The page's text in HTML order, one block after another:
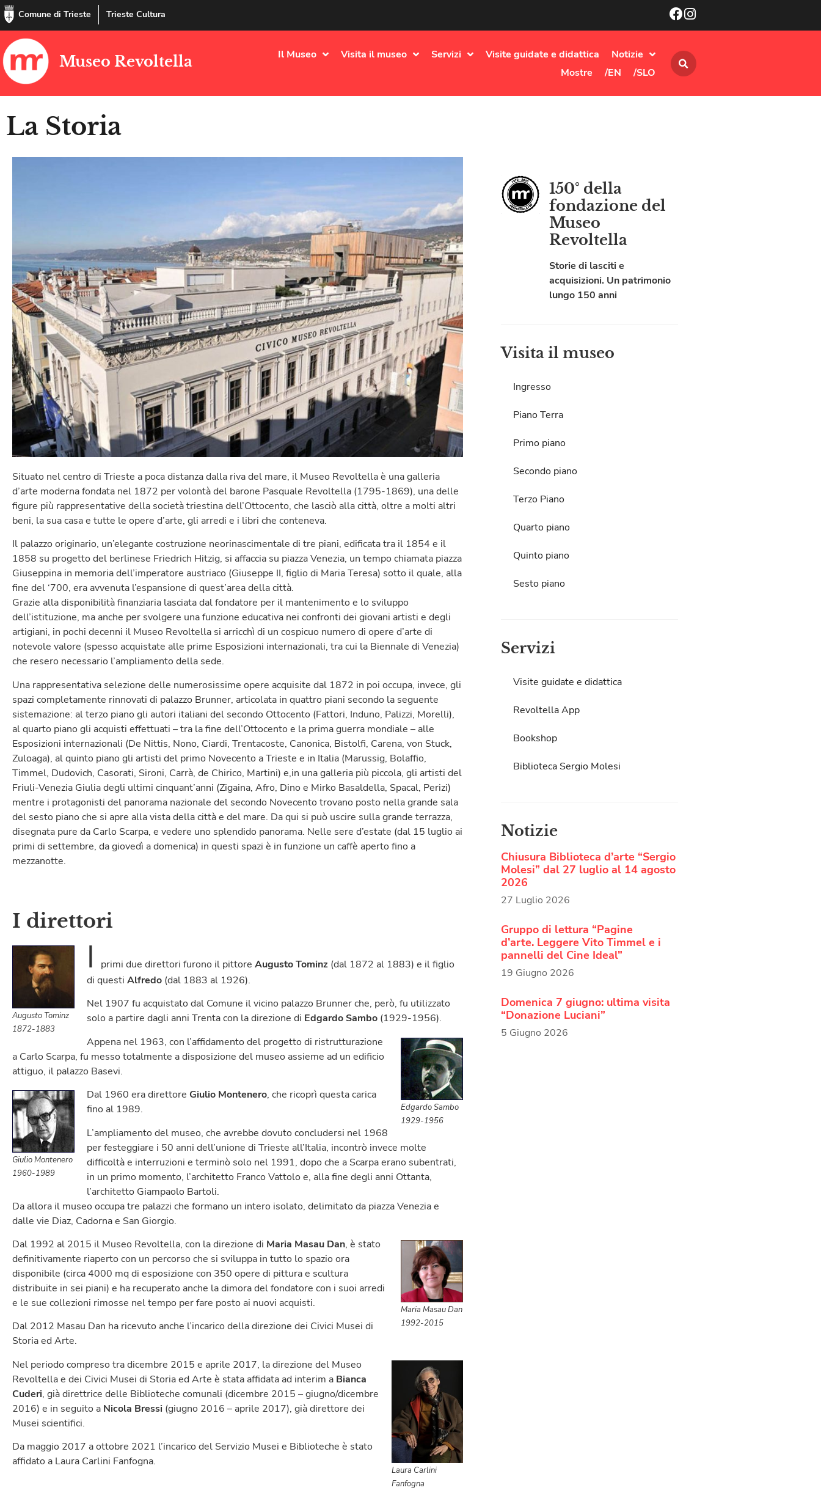
Comune di Trieste Trieste Cultura
Museo Revoltella Il Museo Visita il museo Servizi Visite guidate e didattica
Notizie
Mostre
/EN /SLO
La Storia
Situato nel centro di Trieste a poca distanza dalla riva del mare, il Museo Revoltella è una galleria
d’arte moderna fondata nel 1872 per volontà del barone Pasquale Revoltella (1795-1869), una delle
figure più rappresentative della società triestina dell’Ottocento, che lasciò alla città, oltre a molti altri
beni, la sua casa e tutte le opere d’arte, gli arredi e i libri che conteneva.
Il palazzo originario, un’elegante costruzione neorinascimentale di tre piani, edificata tra il 1854 e il
1858 su progetto del berlinese Friedrich Hitzig, si affaccia su piazza Venezia, un tempo chiamata piazza
Giuseppina in memoria dell’imperatore austriaco (Giuseppe II, figlio di Maria Teresa) sotto il quale, alla
fine del ‘700, era avvenuta l’espansione di quest’area della città.
Grazie alla disponibilità finanziaria lasciata dal fondatore per il mantenimento e lo sviluppo
dell’istituzione, ma anche per svolgere una funzione educativa nei confronti dei giovani artisti e degli
artigiani, in pochi decenni il Museo Revoltella si arricchì di un cospicuo numero di opere d’arte di
notevole valore (spesso acquistate alle prime Esposizioni internazionali, tra cui la Biennale di Venezia)
che resero necessario l’ampliamento della sede.
Una rappresentativa selezione delle numerosissime opere acquisite dal 1872 in poi occupa, invece, gli
spazi completamente rinnovati di palazzo Brunner, articolata in quattro piani secondo la seguente
sistemazione: al terzo piano gli autori italiani del secondo Ottocento (Fattori, Induno, Palizzi, Morelli),
al quarto piano gli acquisti effettuati – tra la fine dell’Ottocento e la prima guerra mondiale – alle
Esposizioni internazionali (De Nittis, Nono, Ciardi, Trentacoste, Canonica, Bistolfi, Carena, von Stuck,
Zuloaga), al quinto piano gli artisti del primo Novecento a Trieste e in Italia (Marussig, Bolaffio,
Timmel, Dudovich, Casorati, Sironi, Carrà, de Chirico, Martini) e,in una galleria più piccola, gli artisti del
Friuli-Venezia Giulia degli ultimi cinquant’anni (Zigaina, Afro, Dino e Mirko Basaldella, Spacal, Perizi)
mentre i protagonisti del panorama nazionale del secondo Novecento trovano posto nella grande sala
del sesto piano che si apre alla vista della città e del mare. Da qui si può uscire sulla grande terrazza,
disegnata pure da Carlo Scarpa, e vedere uno splendido panorama. Nelle sere d’estate (dal 15 luglio ai
primi di settembre, da giovedì a domenica) in questi spazi è in funzione un caffè aperto fino a
mezzanotte.
I direttori
Augusto Tominz
1872-1883
I primi due direttori furono il pittore Augusto Tominz (dal 1872 al 1883) e il figlio
di questi Alfredo (dal 1883 al 1926).
Nel 1907 fu acquistato dal Comune il vicino palazzo Brunner che, però, fu utilizzato
solo a partire dagli anni Trenta con la direzione di Edgardo Sambo (1929-1956).
Edgardo Sambo
1929-1956
Appena nel 1963, con l’affidamento del progetto di ristrutturazione
a Carlo Scarpa, fu messo totalmente a disposizione del museo assieme ad un edificio
attiguo, il palazzo Basevi.
Giulio Montenero
1960-1989
Dal 1960 era direttore Giulio Montenero, che ricoprì questa carica
fino al 1989.
L’ampliamento del museo, che avrebbe dovuto concludersi nel 1968
per festeggiare i 50 anni dell’unione di Trieste all’Italia, incontrò invece molte
difficoltà e interruzioni e terminò solo nel 1991, dopo che a Scarpa erano subentrati,
in un primo momento, l’architetto Franco Vattolo e, alla fine degli anni Ottanta,
l’architetto Giampaolo Bartoli.
Da allora il museo occupa tre palazzi che formano un intero isolato, delimitato da piazza Venezia e
dalle vie Diaz, Cadorna e San Giorgio.
Maria Masau Dan
1992-2015
Dal 1992 al 2015 il Museo Revoltella, con la direzione di Maria Masau Dan, è stato
definitivamente riaperto con un percorso che si sviluppa in tutto lo spazio ora
disponibile (circa 4000 mq di esposizione con 350 opere di pittura e scultura
distribuite in sei piani) e ha recuperato anche la dimora del fondatore con i suoi arredi
e le sue collezioni rimosse nel tempo per fare posto ai nuovi acquisti.
Dal 2012 Masau Dan ha ricevuto anche l’incarico della direzione dei Civici Musei di
Storia ed Arte.
Laura Carlini
Fanfogna
Nel periodo compreso tra dicembre 2015 e aprile 2017, la direzione del Museo
Revoltella e dei Civici Musei di Storia ed Arte è stata affidata ad interim a Bianca
Cuderi, già direttrice delle Biblioteche comunali (dicembre 2015 – giugno/dicembre
2016) e in seguito a Nicola Bressi (giugno 2016 – aprile 2017), già direttore dei
Musei scientifici.
Da maggio 2017 a ottobre 2021 l’incarico del Servizio Musei e Biblioteche è stato
affidato a Laura Carlini Fanfogna.
150° della
fondazione del
Museo
Revoltella
Storie di lasciti e
acquisizioni. Un patrimonio
lungo 150 anni
Visita il museo
Ingresso
Piano Terra
Primo piano
Secondo piano
Terzo Piano
Quarto piano
Quinto piano
Sesto piano
Servizi
Visite guidate e didattica
Revoltella App
Bookshop
Biblioteca Sergio Molesi
Notizie
Chiusura Biblioteca d’arte “Sergio
Molesi” dal 27 luglio al 14 agosto
2026
27 Luglio 2026
Gruppo di lettura “Pagine
d’arte. Leggere Vito Timmel e i
pannelli del Cine Ideal”
19 Giugno 2026
Domenica 7 giugno: ultima visita
“Donazione Luciani”
5 Giugno 2026